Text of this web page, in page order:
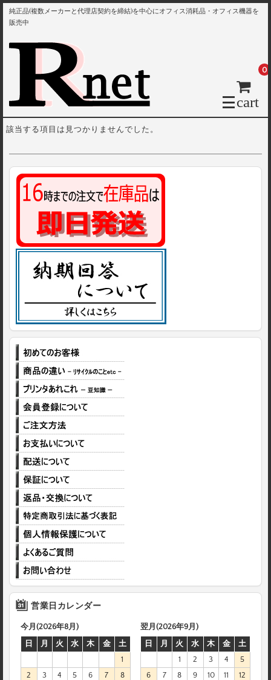
純正品(複数メーカーと代理店契約を締結)を中心にオフィス消耗品・オフィス機器を
販売中
cart
0
該当する項目は見つかりませんでした。
営業日カレンダー
今月(2026年8月)
日
月 火 水 木 金
土
1
2
3 4 5 6 7
8
翌月(2026年9月)
日
月 火 水 木 金
土
1
2 3 4
5
6
7 8 9 10 11
12